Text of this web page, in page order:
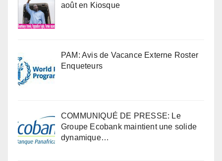
août en Kiosque
PAM: Avis de Vacance Externe Roster
Enqueteurs
COMMUNIQUÉ DE PRESSE: Le
Groupe Ecobank maintient une solide
dynamique…